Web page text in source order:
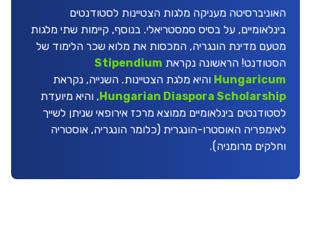
האוניברסיטה מעניקה מלגות הצטיינות לסטודנטים
בינלאומיים, על בסיס סמסטריאלי. בנוסף, קיימות שתי מלגות
מטעם מדינת הונגריה, המכסות את מלוא שכר הלימוד של
הסטודנט! הראשונה נקראת Stipendium
Hungaricum והיא מלגת הצטיינות. השנייה, נקראת
Hungarian Diaspora Scholarship , והיא מיועדת
לסטודנטים בינלאומיים ממוצא מרכז אירופאי שניתן לשייך
לאימפריה האוסטרו-הונגרית (כלומר הונגריה, אוסטריה
וחלקים מרומניה).